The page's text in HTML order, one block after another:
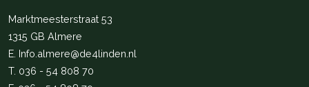
Marktmeesterstraat 53
1315 GB Almere
E. Info.almere@de4linden.nl
T. 036 - 54 808 70